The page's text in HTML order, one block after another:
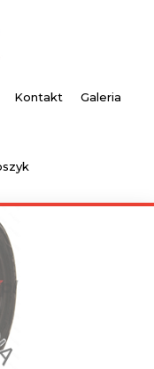
Kontakt Galeria